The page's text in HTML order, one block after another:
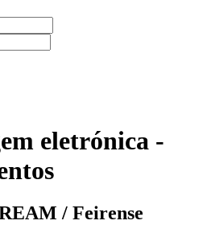
eletrónica -
/ Feirense